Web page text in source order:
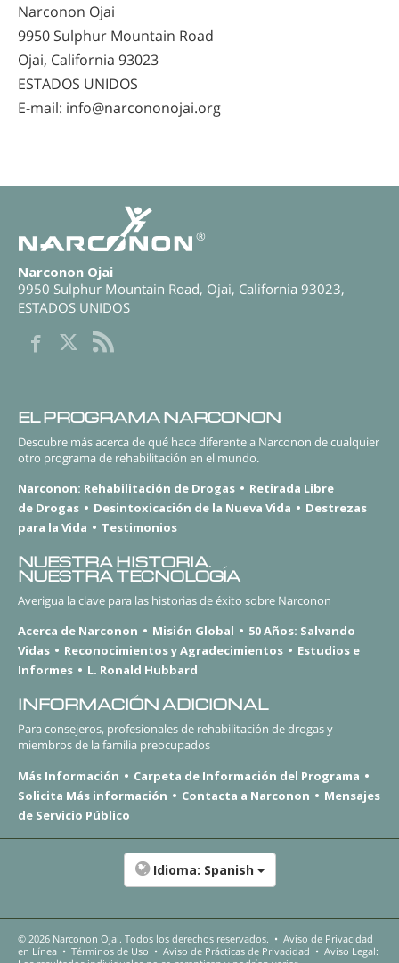
Narconon Ojai
9950 Sulphur Mountain Road
Ojai, California 93023
ESTADOS UNIDOS
E-mail: info@narcononojai.org
®
Narconon Ojai
9950 Sulphur Mountain Road, Ojai, California 93023,
ESTADOS UNIDOS
EL PROGRAMA NARCONON
Descubre más acerca de qué hace diferente a Narconon de cualquier
otro programa de rehabilitación en el mundo.
Narconon: Rehabilitación de Drogas
Retirada Libre
de Drogas
Desintoxicación de la Nueva Vida
Destrezas
para la Vida
Testimonios
NUESTRA HISTORIA.
NUESTRA TECNOLOGÍA
Averigua la clave para las historias de éxito sobre Narconon
Acerca de Narconon
Misión Global
50 Años: Salvando
Vidas
Reconocimientos y Agradecimientos
Estudios e
Informes
L. Ronald Hubbard
INFORMACIÓN ADICIONAL
Para consejeros, profesionales de rehabilitación de drogas y
miembros de la familia preocupados
Más Información
Carpeta de Información del Programa
Solicita Más información
Contacta a Narconon
Mensajes
de Servicio Público
Idioma: Spanish
© 2026 Narconon Ojai. Todos los derechos reservados. • Aviso de Privacidad
en Línea • Términos de Uso • Aviso de Prácticas de Privacidad • Aviso Legal: